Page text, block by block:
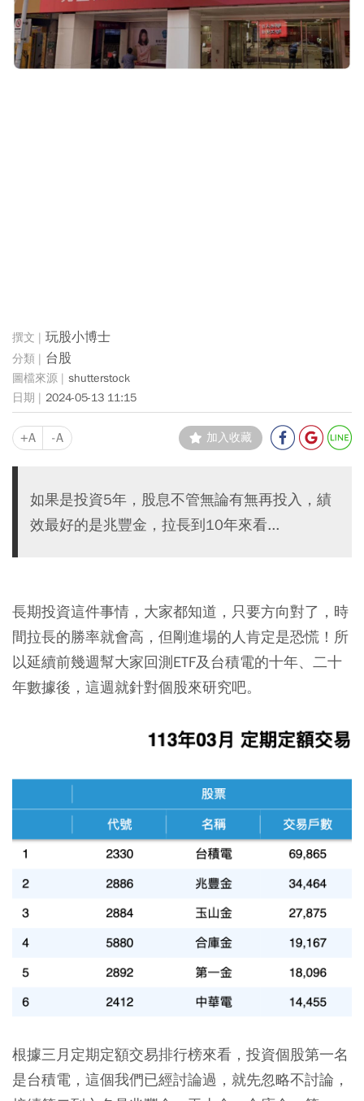
玩股小博士
台股
shutterstock
2024-05-13 11:15
+A -A 加入收藏
如果是投資5年，股息不管無論有無再投入，績
效最好的是兆豐金，拉長到10年來看...
長期投資這件事情，大家都知道，只要方向對了，時
間拉長的勝率就會高，但剛進場的人肯定是恐慌！所
以延續前幾週幫大家回測ETF及台積電的十年、二十
年數據後，這週就針對個股來研究吧。
根據三月定期定額交易排行榜來看，投資個股第一名
是台積電，這個我們已經討論過，就先忽略不討論，